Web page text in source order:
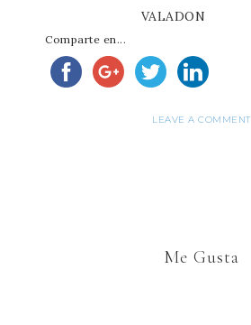
VALADON
Comparte en...
LEAVE A COMMENT
Me Gusta